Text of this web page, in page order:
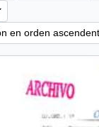
en orden